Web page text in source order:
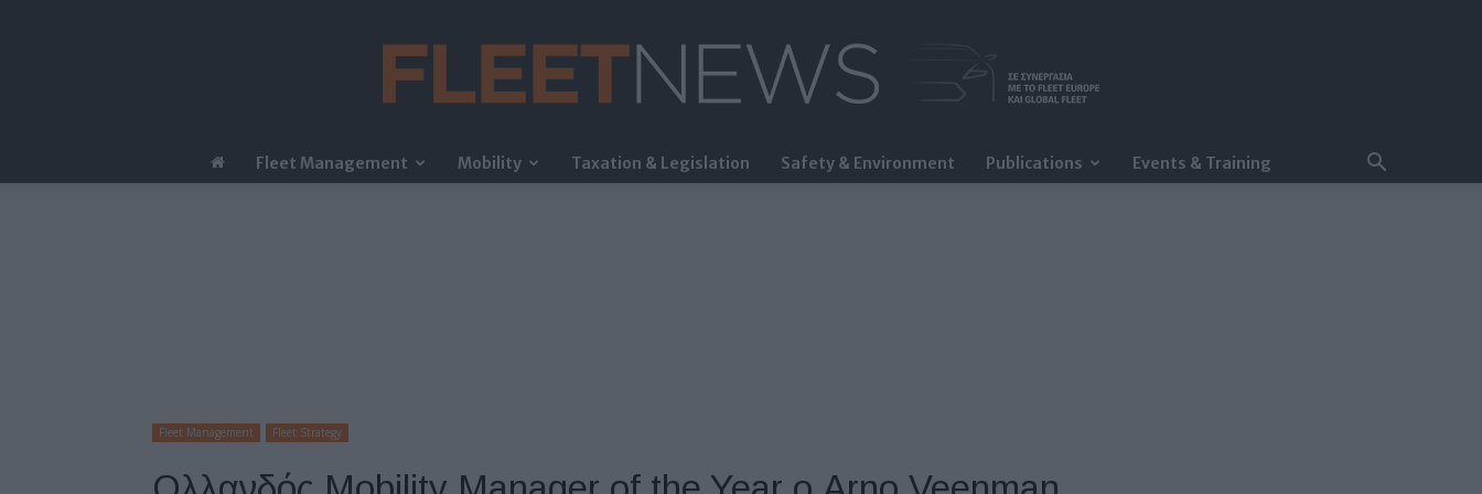
FleetNews
Fleet Management Mobility Taxation & Legislation Safety & Environment Publications Events & Training
Fleet Management Fleet Strategy